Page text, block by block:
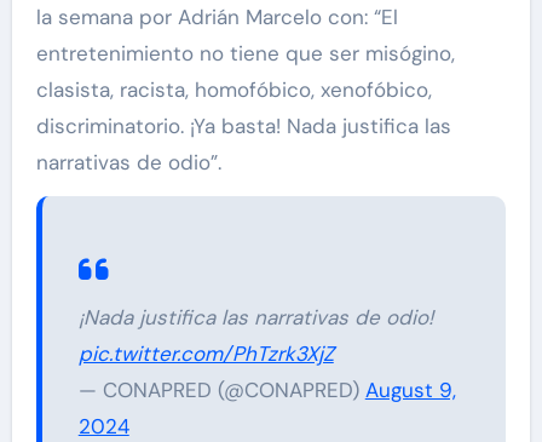
la semana por Adrián Marcelo con: “El
entretenimiento no tiene que ser misógino,
clasista, racista, homofóbico, xenofóbico,
discriminatorio. ¡Ya basta! Nada justifica las
narrativas de odio”.
¡Nada justifica las narrativas de odio!
pic.twitter.com/PhTzrk3XjZ
— CONAPRED (@CONAPRED) August 9,
2024